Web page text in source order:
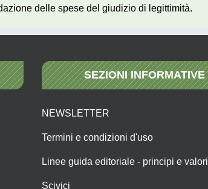
delle spese del giudizio di legittimità.
SEZIONI INFORMATIVE
NEWSLETTER
Termini e condizioni d'uso
Linee guida editoriale - principi e valori
Scivici